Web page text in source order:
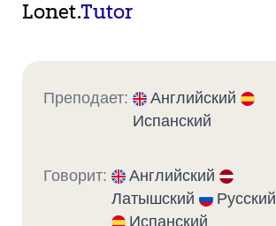
Lonet.Tutor
Преподает:
Английский
Испанский
Говорит:
Английский
Латышский
Русский
Испанский